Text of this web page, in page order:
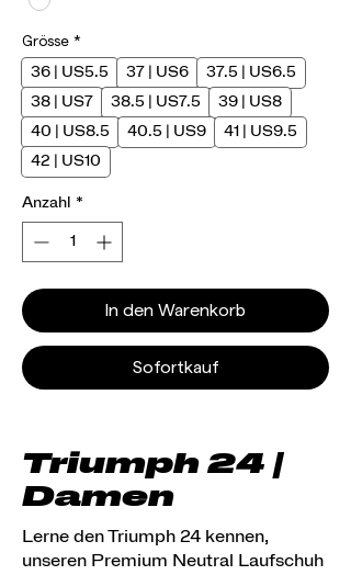
Grösse *
36 | US5.5 37 | US6
37.5 | US6.5
38 | US7
38.5 | US7.5
39 | US8
40 | US8.5
40.5 | US9
41 | US9.5
42 | US10
Anzahl *
In den Warenkorb
Sofortkauf
Triumph 24 |
Damen
Lerne den Triumph 24 kennen,
unseren Premium Neutral Laufschuh